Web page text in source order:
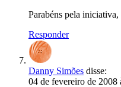
Parabéns pela
Responder
Danny Simões disse:
04 de fevereiro de 2008